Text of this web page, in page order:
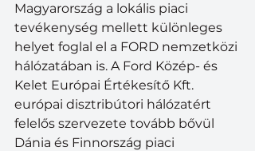
Magyarország a lokális piaci
tevékenység mellett különleges
helyet foglal el a FORD nemzetközi
hálózatában is. A Ford Közép- és
Kelet Európai Értékesítő Kft.
európai disztribútori hálózatért
felelős szervezete tovább bővül
Dánia és Finnország piaci